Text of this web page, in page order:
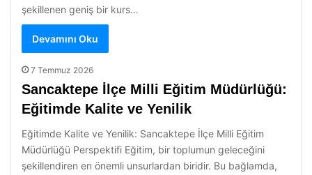
şekillenen geniş bir kurs…
Devamını Oku
7 Temmuz 2026
Sancaktepe İlçe Milli Eğitim Müdürlüğü:
Eğitimde Kalite ve Yenilik
Eğitimde Kalite ve Yenilik: Sancaktepe İlçe Milli Eğitim
Müdürlüğü Perspektifi Eğitim, bir toplumun geleceğini
şekillendiren en önemli unsurlardan biridir. Bu bağlamda,